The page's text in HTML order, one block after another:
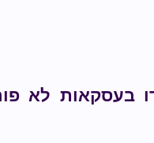
לא